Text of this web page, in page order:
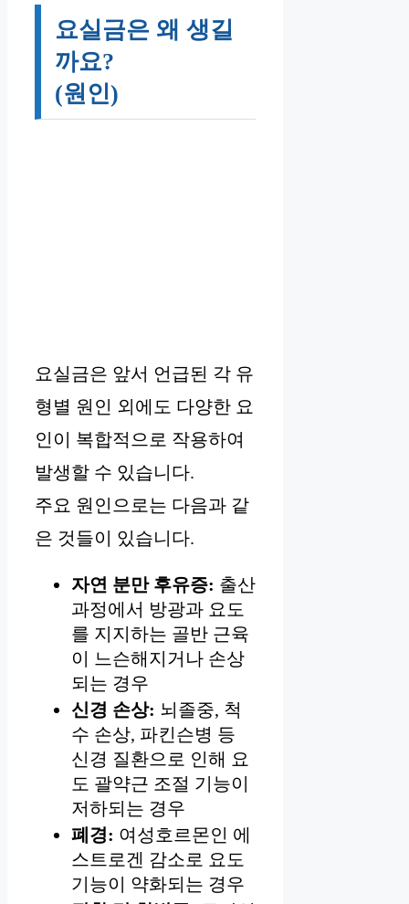
요실금은 왜 생길
까요?
(원인)
요실금은 앞서 언급된 각 유
형별 원인 외에도 다양한 요
인이 복합적으로 작용하여
발생할 수 있습니다.
주요 원인으로는 다음과 같
은 것들이 있습니다.
자연 분만 후유증: 출산
과정에서 방광과 요도
를 지지하는 골반 근육
이 느슨해지거나 손상
되는 경우
신경 손상: 뇌졸중, 척
수 손상, 파킨슨병 등
신경 질환으로 인해 요
도 괄약근 조절 기능이
저하되는 경우
폐경: 여성호르몬인 에
스트로겐 감소로 요도
기능이 약화되는 경우